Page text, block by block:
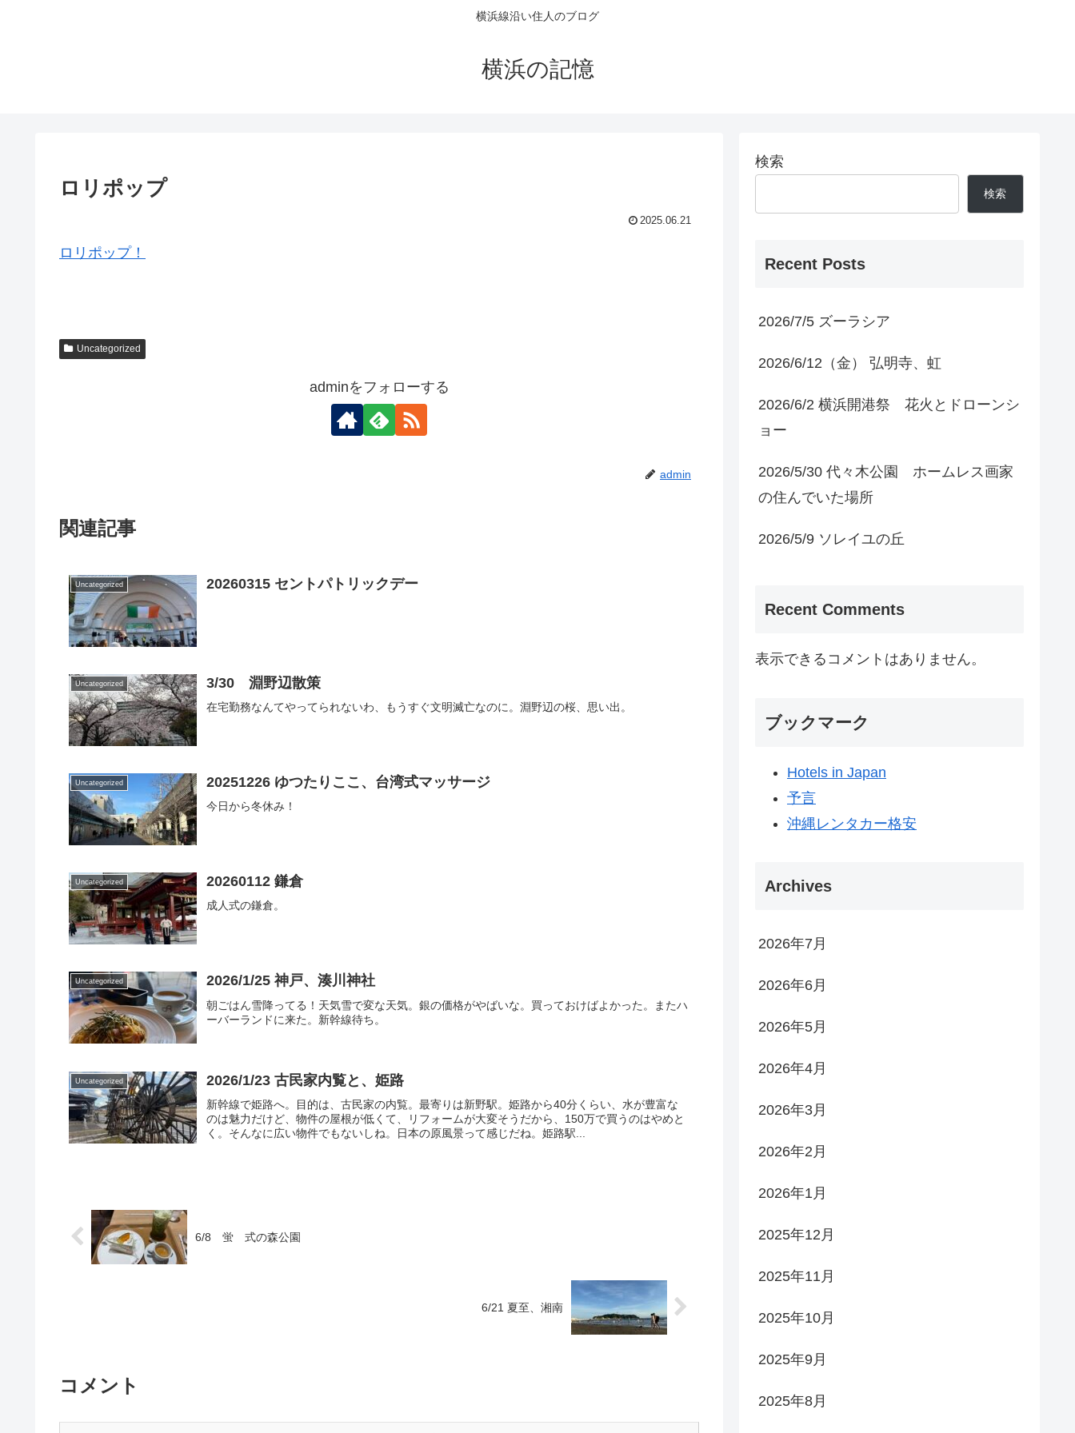
横浜線沿い住人のブログ
横浜の記憶
ロリポップ
2025.06.21
ロリポップ！
Uncategorized
adminをフォローする
admin
関連記事
Uncategorized 20260315 セントパトリックデー
Uncategorized 3/30 淵野辺散策
在宅勤務なんてやってられないわ、もうすぐ文明滅亡なのに。淵野辺の桜、思い出。
Uncategorized 20251226 ゆつたりここ、台湾式マッサージ
今日から冬休み！
Uncategorized 20260112 鎌倉
成人式の鎌倉。
Uncategorized 2026/1/25 神戸、湊川神社
朝ごはん雪降ってる！天気雪で変な天気。銀の価格がやばいな。買っておけばよかった。またハ
ーバーランドに来た。新幹線待ち。
Uncategorized 2026/1/23 古民家内覧と、姫路
新幹線で姫路へ。目的は、古民家の内覧。最寄りは新野駅。姫路から40分くらい、水が豊富な
のは魅力だけど、物件の屋根が低くて、リフォームが大変そうだから、150万で買うのはやめと
く。そんなに広い物件でもないしね。日本の原風景って感じだね。姫路駅...
6/8 蛍 式の森公園
6/21 夏至、湘南
コメント
検索
検索
Recent Posts
2026/7/5 ズーラシア
2026/6/12（金） 弘明寺、虹
2026/6/2 横浜開港祭 花火とドローンシ
ョー
2026/5/30 代々木公園 ホームレス画家
の住んでいた場所
2026/5/9 ソレイユの丘
Recent Comments
表示できるコメントはありません。
ブックマーク
Hotels in Japan
予言
沖縄レンタカー格安
Archives
2026年7月
2026年6月
2026年5月
2026年4月
2026年3月
2026年2月
2026年1月
2025年12月
2025年11月
2025年10月
2025年9月
2025年8月